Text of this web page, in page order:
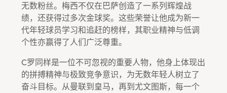
无数粉丝。梅西不仅在巴萨创造了一系列辉煌战
绩，还获得过多次金球奖。这些荣誉让他成为新一
代年轻球员学习和追赶的榜样，其职业精神与低调
个性亦赢得了人们广泛尊重。
C罗同样是一位不可忽视的重要人物，他身上体现出
的拼搏精神与极致竞争意识，为无数年轻人树立了
奋斗目标。从曼联到皇马，再到尤文图斯，每一个